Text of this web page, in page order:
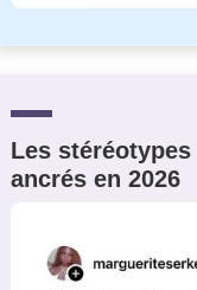
Les
ancrés en 2026